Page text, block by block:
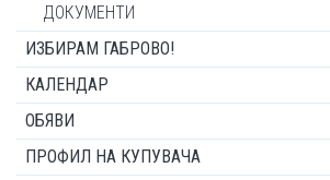
ДОКУМЕНТИ
ИЗБИРАМ ГАБРОВО!
КАЛЕНДАР
ОБЯВИ
ПРОФИЛ НА КУПУВАЧА